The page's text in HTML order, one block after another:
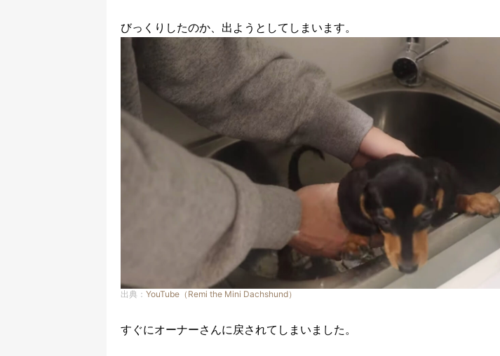
びっくりしたのか、出ようとしてしまいます。
出典： YouTube（Remi the Mini Dachshund）
すぐにオーナーさんに戻されてしまいました。